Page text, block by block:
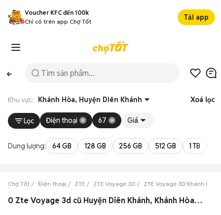
Voucher KFC đến 100k
Chỉ có trên app Chợ Tốt
Tải app
Khu vực: Khánh Hòa, Huyện Diên Khánh Xoá lọc
Lọc Điện thoại 67 Giá
Dung lượng: 64 GB 128 GB 256 GB 512 GB 1 TB
Chợ Tốt Điện thoại ZTE ZTE Voyage 3D ZTE Voyage 3D Khánh Hòa
0 Zte Voyage 3d cũ Huyện Diên Khánh, Khánh Hòa đẹp